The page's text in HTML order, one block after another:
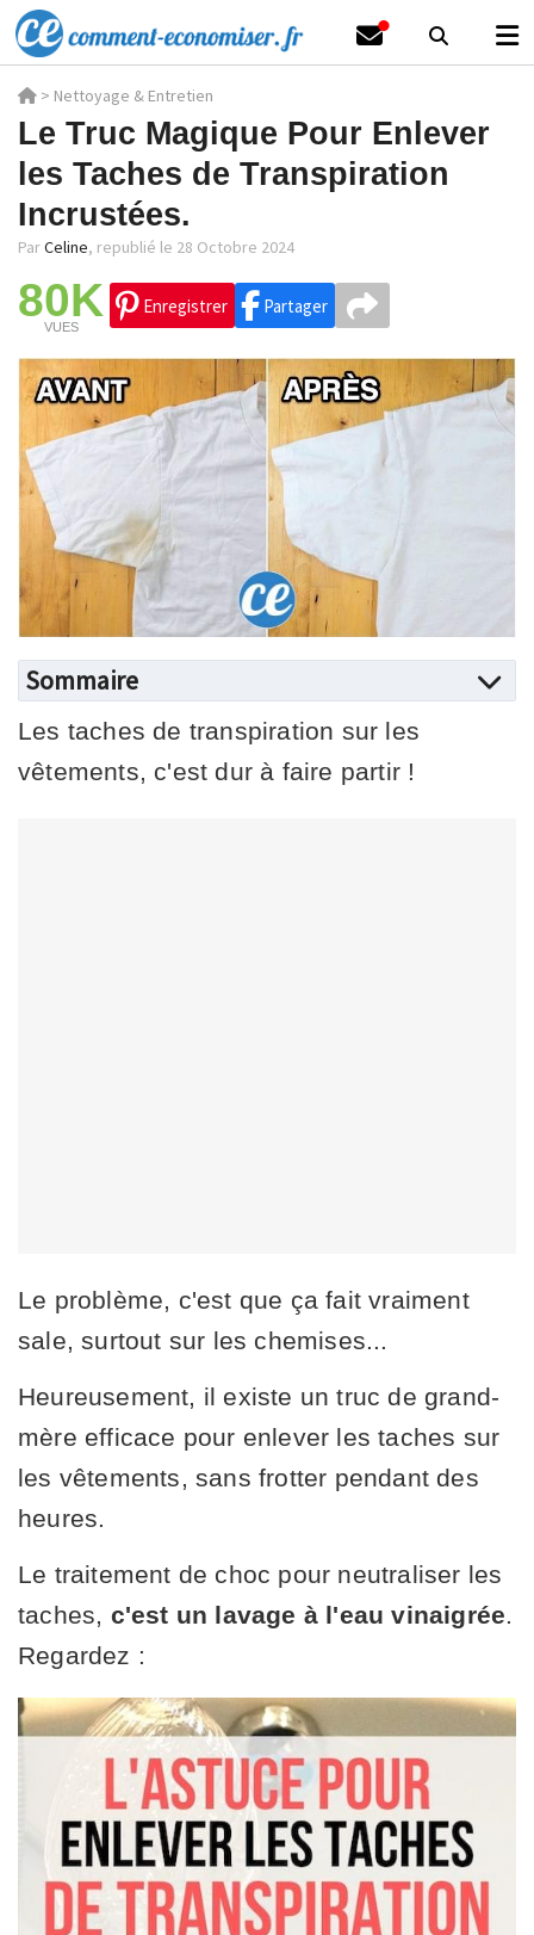
> Nettoyage & Entretien
Le Truc Magique Pour Enlever
les Taches de Transpiration
Incrustées.
ParCeline, republié le 28 Octobre 2024
80K
VUES
Enregistrer Partager
Sommaire
Les taches de transpiration sur les
vêtements, c'est dur à faire partir !
Le problème, c'est que ça fait vraiment
sale, surtout sur les chemises...
Heureusement, il existe un truc de grand-
mère efficace pour enlever les taches sur
les vêtements, sans frotter pendant des
heures.
Le traitement de choc pour neutraliser les
taches, c'est un lavage à l'eau vinaigrée
Regardez :